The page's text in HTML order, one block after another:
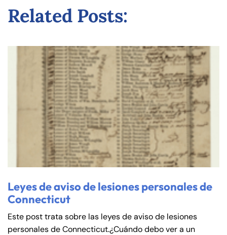
Related Posts:
Leyes de aviso de lesiones personales de
Connecticut
Este post trata sobre las leyes de aviso de lesiones
personales de Connecticut.¿Cuándo debo ver a un